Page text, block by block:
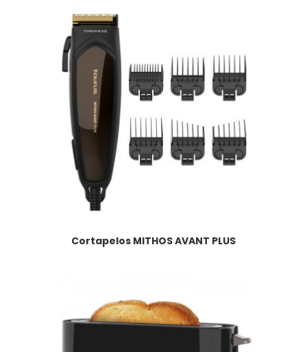
Cortapelos MITHOS AVANT PLUS